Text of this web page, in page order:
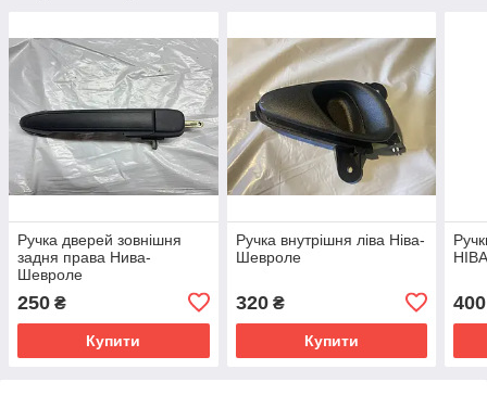
Ручка дверей зовнішня
задня права Нива-
Шевроле
250 ₴
Купити
Ручка внутрішня ліва Ніва-
Шевроле
320₴
Купити
400